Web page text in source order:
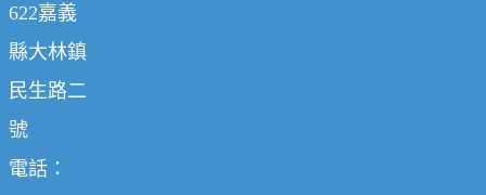
622嘉義
縣大林鎮
民生路二
號
電話：